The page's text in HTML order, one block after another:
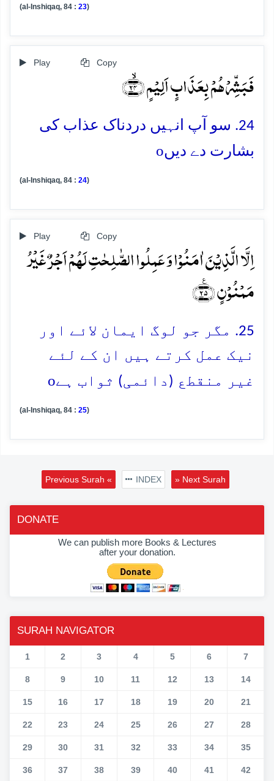
(al-Inshiqaq, 84 : 23)
Play Copy
فَبَشِّرۡہُمۡ بِعَذَابٍ اَلِیۡمٍ ﴿ۙ۲۴﴾
24. سو آپ انہیں دردناک عذاب کی
بشارت دے دیںo
(al-Inshiqaq, 84 : 24)
Play Copy
اِلَّا الَّذِیۡنَ اٰمَنُوۡا وَ عَمِلُوا الصّٰلِحٰتِ لَہُمۡ اَجۡرٌ غَیۡرُ
مَمۡنُوۡنٍ ﴿٪۲۵﴾
25. مگر جو لوگ ایمان لائے اور
نیک عمل کرتے ہیں ان کے لئے
غیر منقطع (دائمی) ثواب ہےo
(al-Inshiqaq, 84 : 25)
Previous Surah « INDEX » Next Surah
DONATE
We can publish more Books & Lectures
after your donation.
SURAH NAVIGATOR
1 2 3 4 5 6 7
8 9 10 11 12 13 14
15 16 17 18 19 20 21
22 23 24 25 26 27 28
29 30 31 32 33 34 35
36 37 38 39 40 41 42